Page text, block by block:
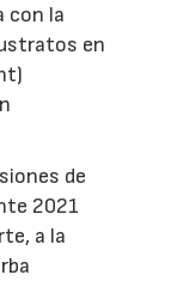
con la
en
de
2021
a la